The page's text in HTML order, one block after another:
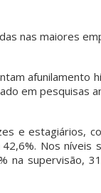
nas maiores
afunilamento
em pesquisas
e estagiários,
Nos níveis
na supervisão,